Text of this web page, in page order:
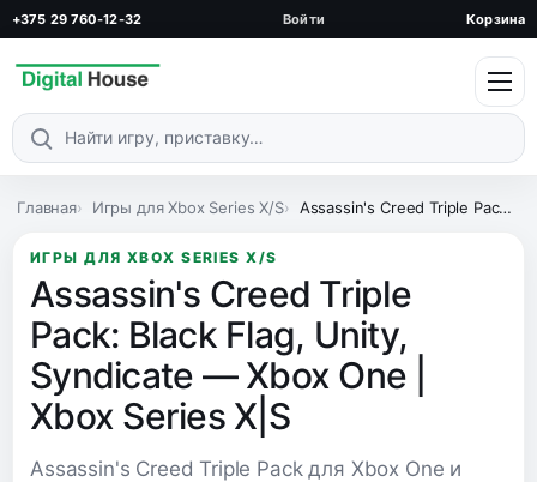
+375 29 760-12-32 Войти Корзина
Поиск по каталогу
Главная Игры для Xbox Series X/S Assassin's Creed Triple Pack: Black Flag, Unity, Syndicate — Xbox One | Xbox Series X|S
ИГРЫ ДЛЯ XBOX SERIES X/S
Assassin's Creed Triple
Pack: Black Flag, Unity,
Syndicate — Xbox One |
Xbox Series X|S
Assassin's Creed Triple Pack для Xbox One и